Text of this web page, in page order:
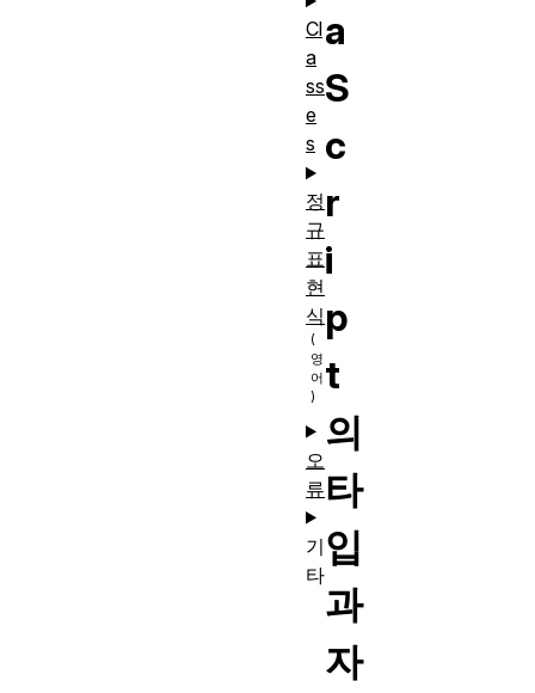
a
S
c
r
i
p
t
의
타
입
과
자
Cl
a
ss
e
s
정
규
표
현
식
오
류
기
타